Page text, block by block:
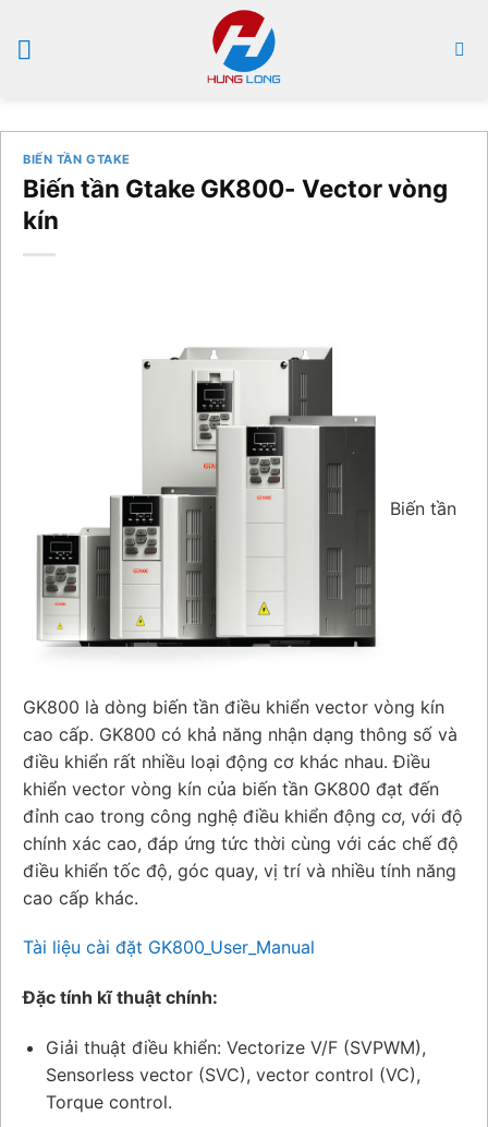
qua
nội
BIẾN TẦN GTAKE
Biến tần Gtake GK800- Vector vòng
kín
Biến tần
GK800 là dòng biến tần điều khiển vector vòng kín
cao cấp. GK800 có khả năng nhận dạng thông số và
điều khiển rất nhiều loại động cơ khác nhau. Điều
khiển vector vòng kín của biến tần GK800 đạt đến
đỉnh cao trong công nghệ điều khiển động cơ, với độ
chính xác cao, đáp ứng tức thời cùng với các chế độ
điều khiển tốc độ, góc quay, vị trí và nhiều tính năng
cao cấp khác.
Tài liệu cài đặt GK800_User_Manual
Đặc tính kĩ thuật chính:
Giải thuật điều khiển: Vectorize V/F (SVPWM),
Sensorless vector (SVC), vector control (VC),
Torque control.